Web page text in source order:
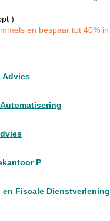
)
en bespaar tot 40%
Advies
P
en Fiscale Dienstverlening